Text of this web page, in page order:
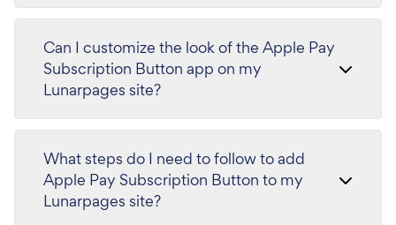
Can I customize the look of the Apple Pay
Subscription Button app on my
Lunarpages site?
What steps do I need to follow to add
Apple Pay Subscription Button to my
Lunarpages site?